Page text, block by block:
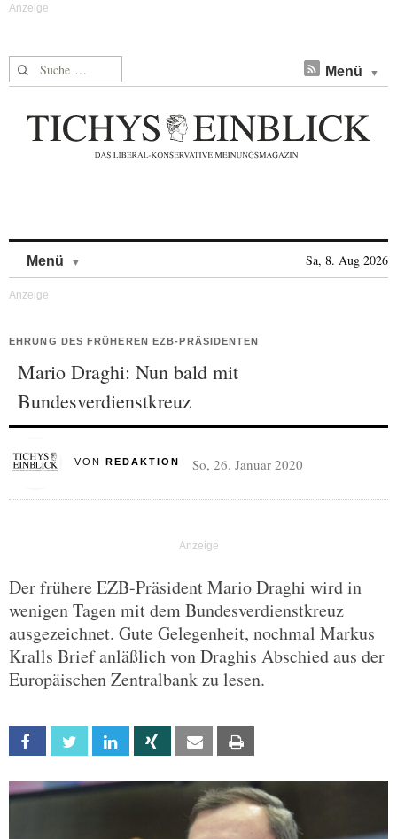
Suche nach: Menü
Menü Sa, 8. Aug 2026
EHRUNG DES FRÜHEREN EZB-PRÄSIDENTEN
Mario Draghi: Nun bald mit
Bundesverdienstkreuz
VON REDAKTION So, 26. Januar 2020
Der frühere EZB-Präsident Mario Draghi wird in
wenigen Tagen mit dem Bundesverdienstkreuz
ausgezeichnet. Gute Gelegenheit, nochmal Markus
Kralls Brief anläßlich von Draghis Abschied aus der
Europäischen Zentralbank zu lesen.
Facebook Twitter Linkedin Xing Email